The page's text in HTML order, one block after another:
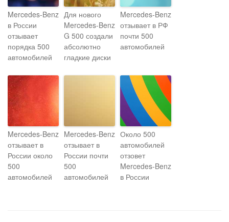
Mercedes-Benz
в России
отзывает
порядка 500
автомобилей
Для нового
Mercedes-Benz
G 500 создали
абсолютно
гладкие диски
Mercedes-Benz
отзывает в РФ
почти 500
автомобилей
Mercedes-Benz
отзывает в
России около
500
автомобилей
Mercedes-Benz
отзывает в
России почти
500
автомобилей
Около 500
автомобилей
отзовет
Mercedes-Benz
в России